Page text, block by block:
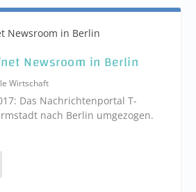
Newsroom in Berlin
Wirtschaft
Das Nachrichtenportal T-
nach Berlin umgezogen.